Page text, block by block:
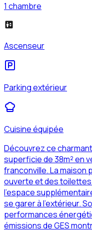
1 chambre
Ascenseur
Parking extérieur
Cuisine équipée
Découvrez ce
superficie de 38m² en
franconville. La maison
ouverte et des
l'espace
se garer à l'extérieur.
performances
émissions de GES